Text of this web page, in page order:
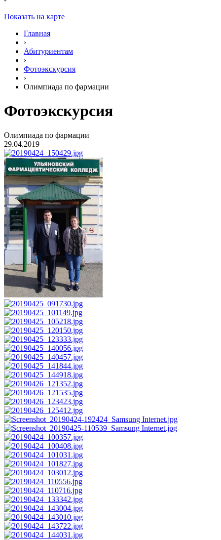
Показать на карте
Главная
›
Абитуриентам
›
Фотоэкскурсия
›
Олимпиада по фармации
Фотоэкскурсия
Олимпиада по фармации
29.04.2019